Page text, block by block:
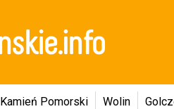
Kamień Pomorski Wolin